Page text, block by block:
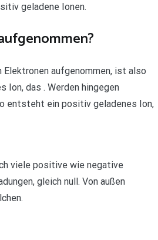
geladene Ionen.
aufgenommen, ist also
Ion, das . Werden hingegen
entsteht ein positiv geladenes Ion,
viele positive wie negative
gleich null. Von außen